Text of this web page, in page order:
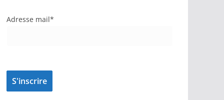
Adresse mail*